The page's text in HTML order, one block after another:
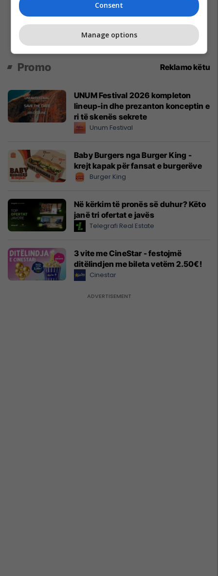
Promo Reklamo këtu
UNUM Festival 2026 kompleton
lineup-in dhe prezanton konceptin e
ri të skenës sekrete
Unum Festival
Baby Burgers nga Burger King -
krejt kapak për fansat e burgerëve
Burger King
Në kërkim të pronës së duhur? Këto
janë tri ofertat e javës
Telegrafi Real Estate
3 vite me CineStar - festojmë
ditëlindjen me bileta vetëm 2.50€!
Cinestar
Consent
Manage options